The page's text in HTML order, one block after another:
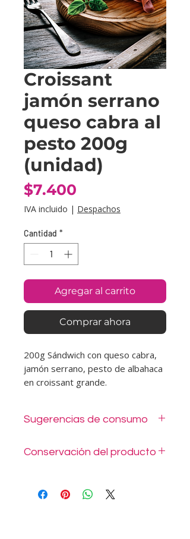
Croissant
jamón serrano
queso cabra al
pesto 200g
(unidad)
$7.400
IVA incluido | Despachos
Cantidad *
Agregar al carrito
Comprar ahora
200g Sándwich con queso cabra,
jamón serrano, pesto de albahaca
en croissant grande.
Sugerencias de consumo
para consumir. Las fotos son
nunca calidad.
Conservación del producto
refrigerado hasta el consumo.